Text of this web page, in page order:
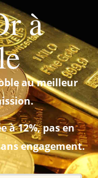
à
au meilleur
à 12%, pas en
engagement.